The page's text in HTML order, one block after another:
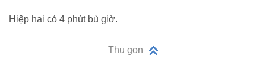
Hiệp hai có 4 phút bù giờ.
Thu gọn